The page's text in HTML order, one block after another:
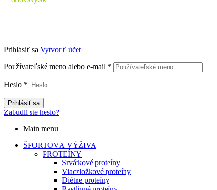
Prihlásiť sa Vytvoriť účet
Používateľské meno alebo e-mail *
Heslo *
Prihlásiť sa
Zabudli ste heslo?
Main menu
ŠPORTOVÁ VÝŽIVA
PROTEÍNY
Srvátkové proteíny
Viaczložkové proteíny
Diétne proteíny